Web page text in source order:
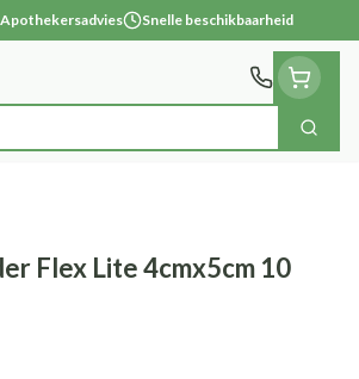
Apothekersadvies Snelle beschikbaarheid
Zoek
Flex Lite 4cmx5cm 10